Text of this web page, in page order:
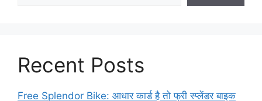
Recent Posts
Free Splendor Bike: आधार कार्ड है तो फ्री स्प्लेंडर बाइक